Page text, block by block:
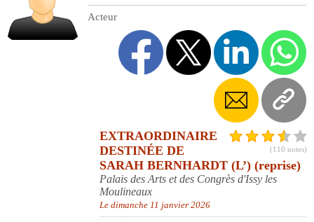
Acteur
(110 notes)
EXTRAORDINAIRE
DESTINÉE DE
SARAH BERNHARDT (L’) (reprise)
Palais des Arts et des Congrès d'Issy les
Moulineaux
Le dimanche 11 janvier 2026